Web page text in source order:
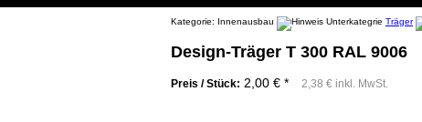
Kategorie: Innenausbau Träger
Design-Träger T 300 RAL 9006
Preis / Stück: 2,00 € * 2,38 € inkl. MwSt.